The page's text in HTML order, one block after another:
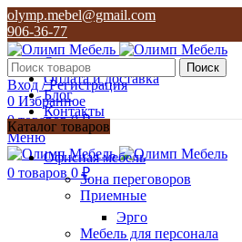
olymp.mebel@gmail.com
906-36-77
О нас
Оплата и доставка
Блог
Контакты
906-36-77
Поиск
Вход / Регистрация
0 Избранное
0товаров 0₽
Меню
0 товаров 0₽
Каталог товаров
Офисная мебель
Зона переговоров
Приемные
Эрго
Мебель для персонала